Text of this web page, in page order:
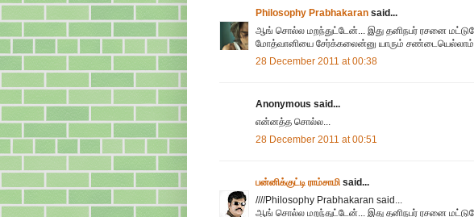
Philosophy Prabhakaran said...
ஆங் சொல்ல மறந்துட்டேன்... இது தனிநபர் ரசனை
மோத்வானியை சேர்க்கலைன்னு யாரும் சண்டையெல்லாம்
28 December 2011 at 00:38
Anonymous said...
என்னத்த சொல்ல...
28 December 2011 at 00:51
பன்னிக்குட்டி ராம்சாமி said...
////Philosophy Prabhakaran said...
ஆங் சொல்ல மறந்துட்டேன்... இது தனிநபர் ரசனை